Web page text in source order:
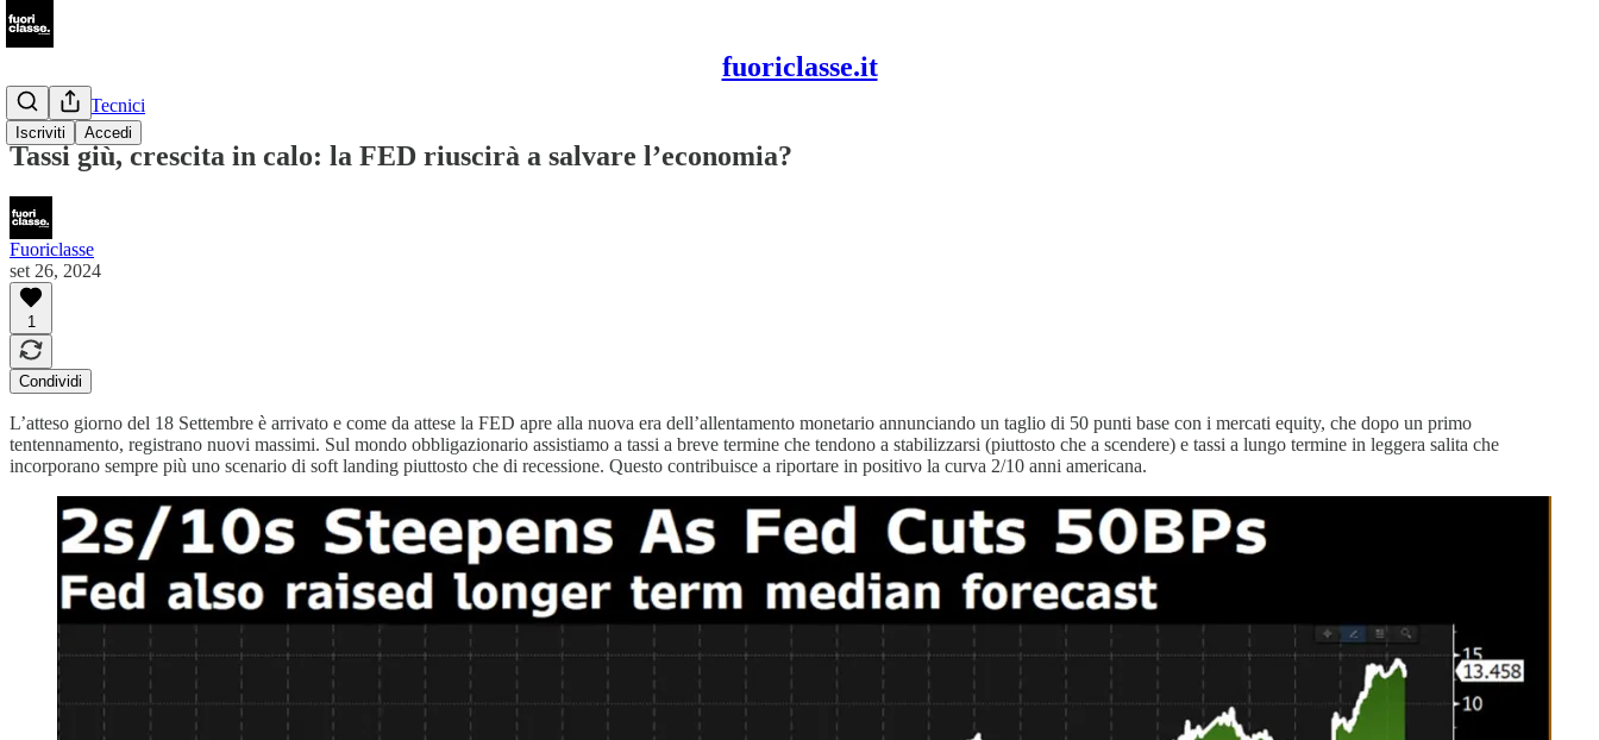
fuoriclasse.it
Iscriviti Accedi
💡Articoli Tecnici
Tassi giù, crescita in calo: la FED riuscirà a salvare l’economia?
Fuoriclasse
set 26, 2024
1
Condividi
L’atteso giorno del 18 Settembre è arrivato e come da attese la FED apre alla nuova era dell’allentamento monetario annunciando un taglio di 50 punti base con i mercati equity, che dopo un primo
tentennamento, registrano nuovi massimi. Sul mondo obbligazionario assistiamo a tassi a breve termine che tendono a stabilizzarsi (piuttosto che a scendere) e tassi a lungo termine in leggera salita che
incorporano sempre più uno scenario di soft landing piuttosto che di recessione. Questo contribuisce a riportare in positivo la curva 2/10 anni americana.